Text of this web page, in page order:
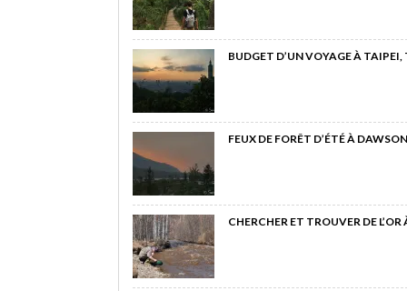
BUDGET D’UN VOYAGE À
FEUX DE FORÊT D’ÉTÉ À
CHERCHER ET TROUVER DE